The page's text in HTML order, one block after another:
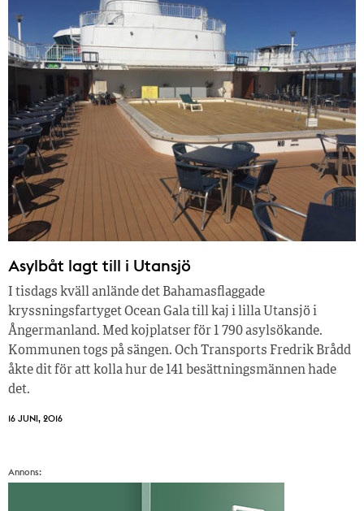
Asylbåt lagt till i Utansjö
I tisdags kväll anlände det Bahamasflaggade
kryssningsfartyget Ocean Gala till kaj i lilla Utansjö i
Ångermanland. Med kojplatser för 1 790 asylsökande.
Kommunen togs på sängen. Och Transports Fredrik Brådd
åkte dit för att kolla hur de 141 besättningsmännen hade
det.
16 JUNI, 2016
Annons: